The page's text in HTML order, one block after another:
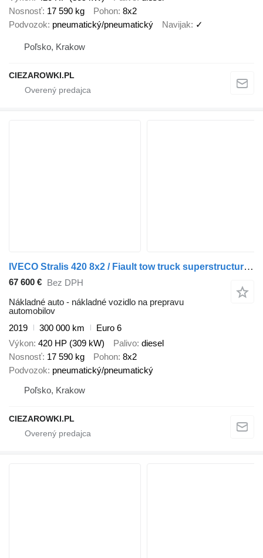
Nosnosť 17 590 kg Pohon 8x2
Podvozok pneumatický/pneumatický Navijak ✓
Poľsko, Krakow
CIEZAROWKI.PL
IVECO Stralis 420 8x2 / Fiault tow truck superstructure / 2 steering a
67 600 € Bez DPH
Nákladné auto - nákladné vozidlo na prepravu
automobilov
2019
300 000 km
Euro 6
Výkon 420 HP (309 kW) Palivo diesel
Nosnosť 17 590 kg Pohon 8x2
Podvozok pneumatický/pneumatický
Poľsko, Krakow
CIEZAROWKI.PL